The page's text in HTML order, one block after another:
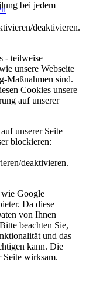
bei jedem
deaktivieren.
- teilweise
unsere Webseite
Maßnahmen sind.
Cookies unsere
auf unserer
unserer Seite
blockieren:
deaktivieren.
wie Google
Da diese
von Ihnen
beachten Sie,
und das
kann. Die
Seite wirksam.